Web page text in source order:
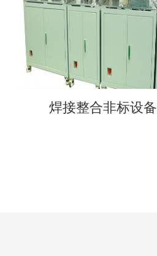
焊接整合非标设备